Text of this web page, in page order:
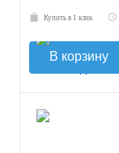
Купить в 1 клик